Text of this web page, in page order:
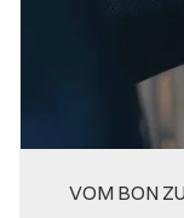
VOM BON